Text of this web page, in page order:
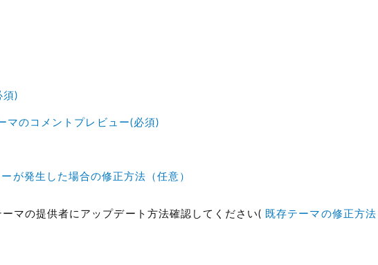
須)
マのコメントプレビュー(必須)
が発生した場合の修正方法（任意）
マの提供者にアップデート方法確認してください( 既存テーマの修正方法